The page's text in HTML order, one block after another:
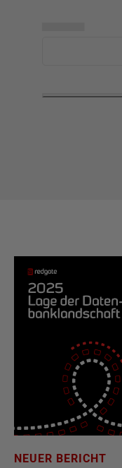
NEUER BERICHT